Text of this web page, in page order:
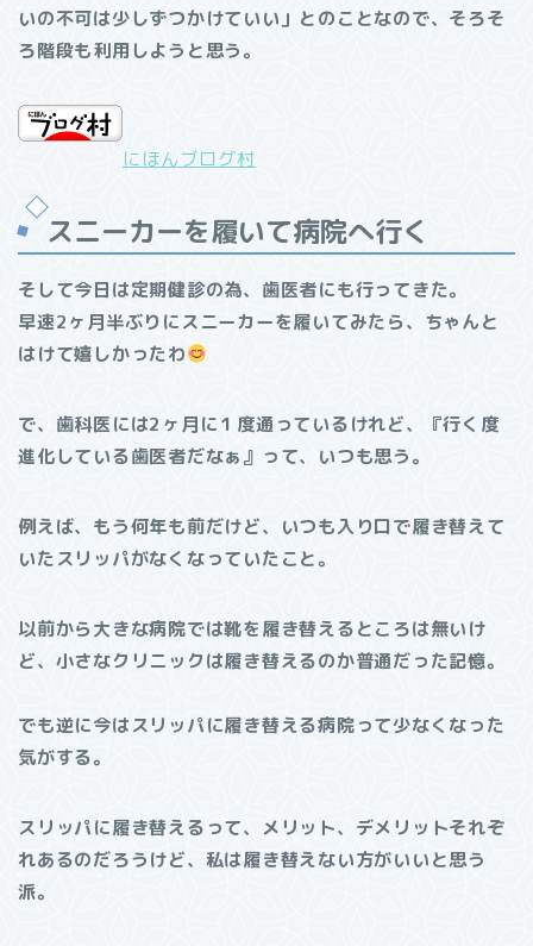
いの不可は少しずつかけていい」とのことなので、そろそ
ろ階段も利用しようと思う。
にほんブログ村
スニーカーを履いて病院へ行く
そして今日は定期健診の為、歯医者にも行ってきた。
早速2ヶ月半ぶりにスニーカーを履いてみたら、ちゃんと
はけて嬉しかったわ
で、歯科医には2ヶ月に１度通っているけれど、『行く度
進化している歯医者だなぁ』って、いつも思う。
例えば、もう何年も前だけど、いつも入り口で履き替えて
いたスリッパがなくなっていたこと。
以前から大きな病院では靴を履き替えるところは無いけ
ど、小さなクリニックは履き替えるのか普通だった記憶。
でも逆に今はスリッパに履き替える病院って少なくなった
気がする。
スリッパに履き替えるって、メリット、デメリットそれぞ
れあるのだろうけど、私は履き替えない方がいいと思う
派。